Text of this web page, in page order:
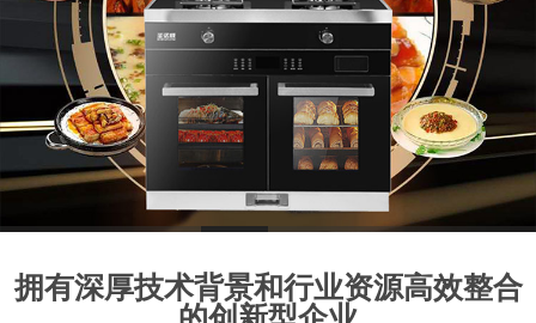
1 2 3 4 5 6 7 8
拥有深厚技术背景和行业资源高效整合